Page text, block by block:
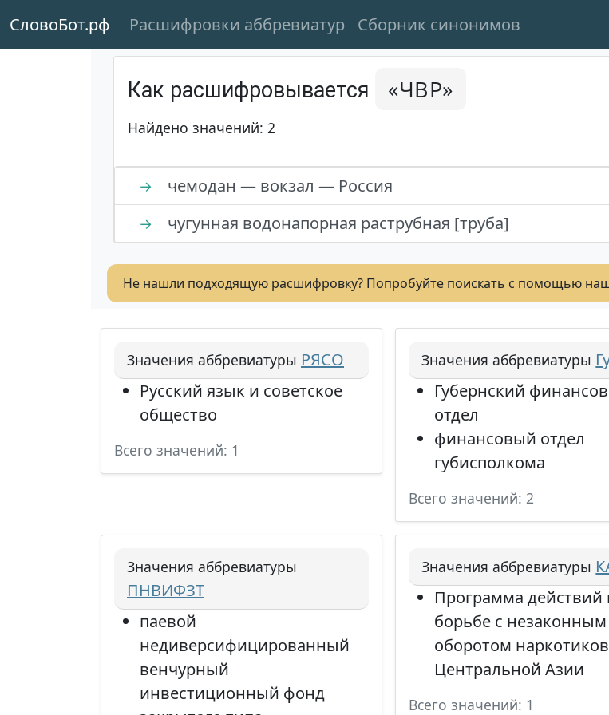
СловоБот.рф Расшифровки аббревиатур Сборник синонимов
Как расшифровывается «ЧВР»
Найдено значений: 2
→ чемодан — вокзал — Россия
→ чугунная водонапорная раструбная [труба]
Не нашли подходящую расшифровку? Попробуйте поискать с помощью
Значения аббревиатуры РЯСО
Русский язык и советское
общество
Всего значений: 1
Значения аббревиатуры
Губернский
отдел
финансовый отдел
губисполкома
Всего значений: 2
Значения аббревиатуры
ПНВИФЗТ
паевой
недиверсифицированный
венчурный
инвестиционный фонд
Значения аббревиатуры
Программа действий
борьбе с незаконным
оборотом
Центральной Азии
Всего значений: 1